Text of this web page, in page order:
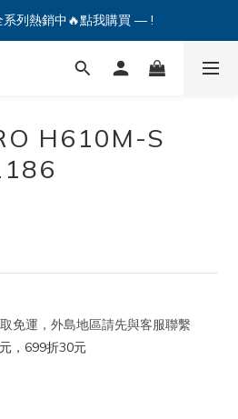
系列熱銷中🔥點我購買 — !
新好友領優惠券！🎫
系列熱銷中🔥點我購買 — !
H610M-S
免運，外島地區請先與客服聯繫
，699折30元